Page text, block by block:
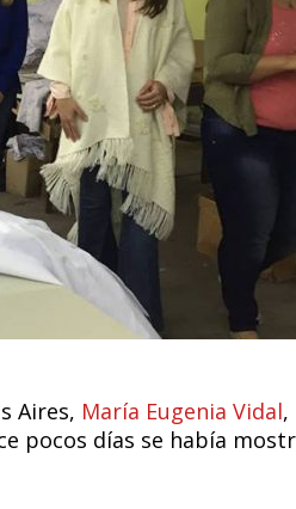
Aires, María Eugenia Vidal,
pocos días se había